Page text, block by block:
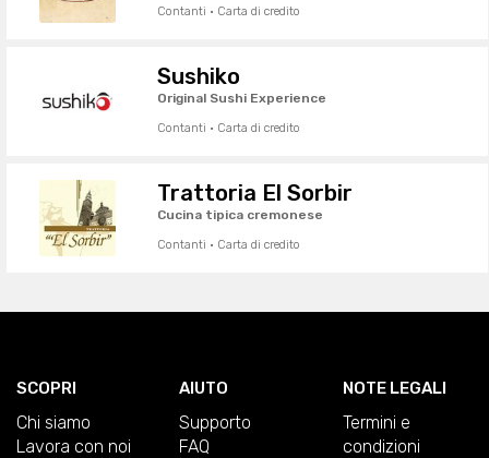
Contanti · Carta di credito
Sushiko
Original Sushi Experience
Contanti · Carta di credito
Trattoria El Sorbir
Cucina tipica cremonese
Contanti · Carta di credito
SCOPRI
Chi siamo
Lavora con noi
AIUTO
Supporto
FAQ
NOTE LEGALI
Termini e
condizioni